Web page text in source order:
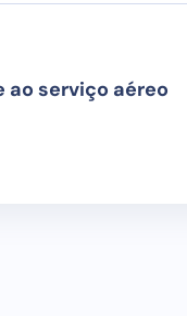
ao serviço aéreo